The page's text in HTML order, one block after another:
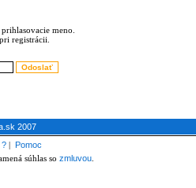
meno.
registrácii.
2007
? | Pomoc
súhlas so zmluvou